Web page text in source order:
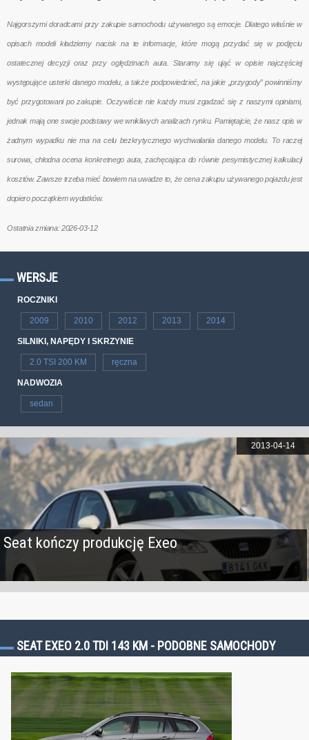
Najgorszymi doradcami przy zakupie samochodu używanego są emocje. Dlatego właśnie w
opisach modeli kładziemy nacisk na te informacje, które mogą przydać się w podjęciu
ostatecznej decyzji oraz przy oględzinach auta. Staramy się ująć w opisie najczęściej
występujące usterki danego modelu, a także podpowiedzieć, na jakie „przygody” powinniśmy
być przygotowani po zakupie. Oczywiście nie każdy musi zgadzać się z naszymi opiniami,
jednak mają one swoje podstawy we wnikliwych analizach rynku. Pamiętajcie, że nasz opis w
żadnym wypadku nie ma na celu bezkrytycznego wychwalania danego modelu. To raczej
surowa, chłodna ocena konkretnego auta, zachęcająca do równie pesymistycznej kalkulacji
kosztów. Zawsze trzeba mieć bowiem na uwadze to, że cena zakupu używanego pojazdu jest
dopiero początkiem wydatków.
Ostatnia zmiana: 2026-03-12
WERSJE
ROCZNIKI
2009 2010 2012 2013 2014
SILNIKI, NAPĘDY I SKRZYNIE
2.0 TSI 200 KM ręczna
NADWOZIA
sedan
Seat kończy produkcję Exeo
2013-04-14
SEAT EXEO 2.0 TDI 143 KM - PODOBNE SAMOCHODY